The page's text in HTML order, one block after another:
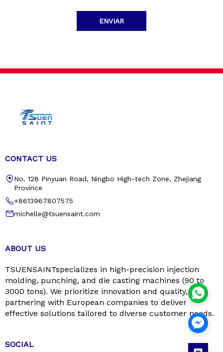
ENVIAR
CONTACT US
No. 128 Pinyuan Road, Ningbo High-tech Zone, Zhejiang
Province
+8613967807575
michelle@tsuensaint.com
ABOUT US
TSUENSAINTspecializes in high-precision injection
molding, punching, and die casting machines (90 to
3000 tons). We prioritize innovation and quality,
partnering with European companies to deliver
effective solutions tailored to diverse customer needs.
SOCIAL